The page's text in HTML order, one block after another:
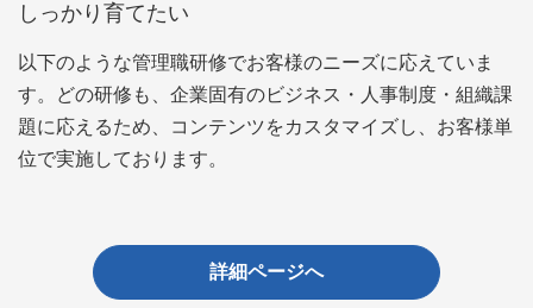
しっかり育てたい
以下のような管理職研修でお客様のニーズに応えていま
す。どの研修も、企業固有のビジネス・人事制度・組織課
題に応えるため、コンテンツをカスタマイズし、お客様単
位で実施しております。
詳細ページへ